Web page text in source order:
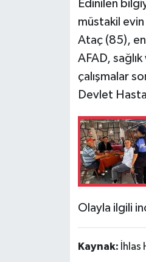
Edinilen
müstakil
Ataç (85),
AFAD,
çalışmalar
Devlet
Olayla ilgili
Kaynak: İhlas